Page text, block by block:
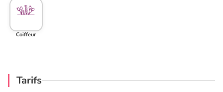
Coiffeur
Tarifs